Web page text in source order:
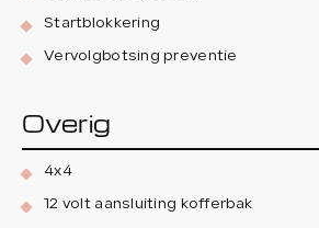
Startblokkering
Vervolgbotsing preventie
Overig
4x4
12 volt aansluiting kofferbak